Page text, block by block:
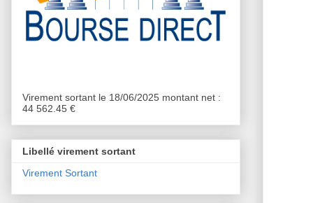
Virement sortant le 18/06/2025 montant net :
44 562.45 €
Libellé virement sortant
Virement Sortant